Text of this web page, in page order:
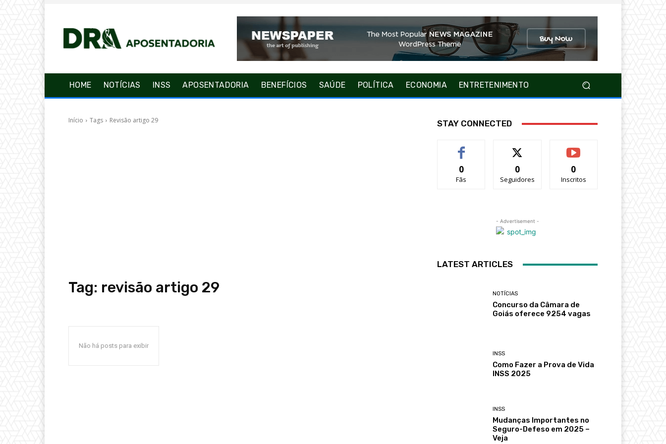
HOME NOTÍCIAS INSS APOSENTADORIA BENEFÍCIOS SAÚDE POLÍTICA ECONOMIA ENTRETENIMENTO
Início Tags Revisão artigo 29
Tag: revisão artigo 29
Não há posts para exibir
STAY CONNECTED
0
Fãs
0
Seguidores
0
Inscritos
- Advertisement -
LATEST ARTICLES
NOTÍCIAS
Concurso da Câmara de
Goiás oferece 9254 vagas
INSS
Como Fazer a Prova de Vida
INSS 2025
INSS
Mudanças Importantes no
Seguro-Defeso em 2025 –
Veja